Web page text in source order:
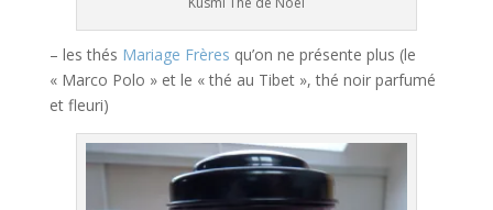
– les thés Mariage Frères qu’on ne présente plus (le
« Marco Polo » et le « thé au Tibet », thé noir parfumé
et fleuri)